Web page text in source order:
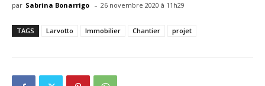
par Sabrina Bonarrigo - 26 novembre 2020 à 11h29
TAGS Larvotto Immobilier Chantier projet